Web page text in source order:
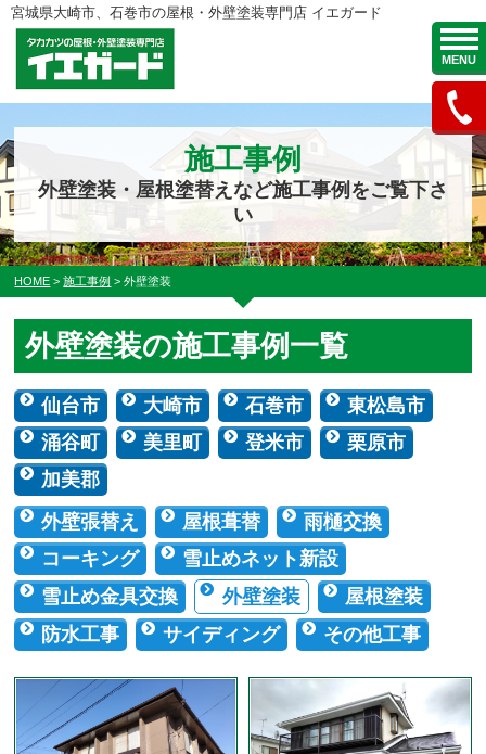
MENU
宮城県大崎市、石巻市の屋根・外壁塗装専門店 イエガード
施工事例
外壁塗装・屋根塗替えなど施工事例をご覧下さ
い
HOME >施工事例 >外壁塗装
外壁塗装の施工事例一覧
仙台市 大崎市 石巻市
東松島市
涌谷町
美里町 登米市
栗原市
加美郡
外壁張替え
屋根葺替
雨樋交換
コーキング
雪止めネット新設
雪止め金具交換
外壁塗装
屋根塗装
防水工事
サイディング その他工事